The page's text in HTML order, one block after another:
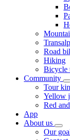
Transalp
Road
Hiking
Bicycle
Community
Tour
Yellow
Red
App
About us
Our